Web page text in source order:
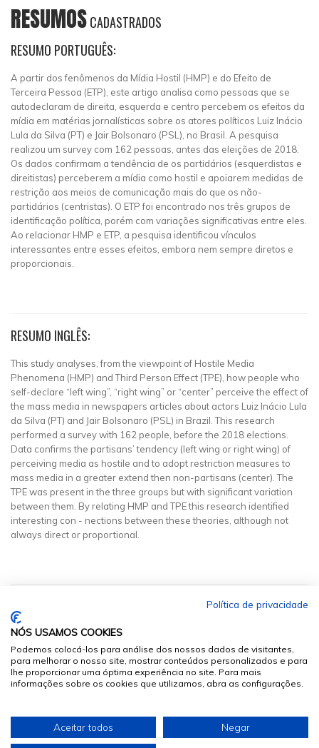
RESUMOSCADASTRADOS
RESUMO PORTUGUÊS:
A partir dos fenômenos da Mídia Hostil (HMP) e do Efeito de
Terceira Pessoa (ETP), este artigo analisa como pessoas que se
autodeclaram de direita, esquerda e centro percebem os efeitos da
mídia em matérias jornalísticas sobre os atores políticos Luiz Inácio
Lula da Silva (PT) e Jair Bolsonaro (PSL), no Brasil. A pesquisa
realizou um survey com 162 pessoas, antes das eleições de 2018.
Os dados confirmam a tendência de os partidários (esquerdistas e
direitistas) perceberem a mídia como hostil e apoiarem medidas de
restrição aos meios de comunicação mais do que os não-
partidários (centristas). O ETP foi encontrado nos três grupos de
identificação política, porém com variações significativas entre eles.
Ao relacionar HMP e ETP, a pesquisa identificou vínculos
interessantes entre esses efeitos, embora nem sempre diretos e
proporcionais.
RESUMO INGLÊS:
This study analyses, from the viewpoint of Hostile Media
Phenomena (HMP) and Third Person Effect (TPE), how people who
self-declare “left wing”, “right wing” or “center” perceive the effect of
the mass media in newspapers articles about actors Luiz Inácio Lula
da Silva (PT) and Jair Bolsonaro (PSL) in Brazil. This research
performed a survey with 162 people, before the 2018 elections.
Data confirms the partisans’ tendency (left wing or right wing) of
perceiving media as hostile and to adopt restriction measures to
mass media in a greater extend then non-partisans (center). The
TPE was present in the three groups but with significant variation
between them. By relating HMP and TPE this research identified
interesting con - nections between these theories, although not
always direct or proportional.
© 2026 Sumários.org
. Todos os Direitos Reservados
Desenvolvido por
Política de privacidade
NÓS USAMOS COOKIES
Podemos colocá-los para análise dos nossos dados de visitantes,
para melhorar o nosso site, mostrar conteúdos personalizados e para
lhe proporcionar uma óptima experiência no site. Para mais
informações sobre os cookies que utilizamos, abra as configurações.
Aceitar todos Negar